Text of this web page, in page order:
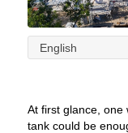
English
At first glance, one
tank could be